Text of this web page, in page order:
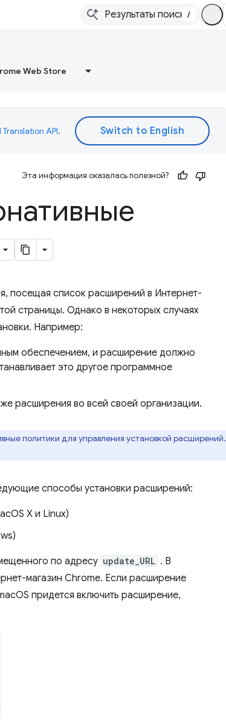
/
Web Store
API.
Эта информация оказалась полезной?
посещая список расширений в Интернет-
страницы. Однако в некоторых случаях
Например:
обеспечением, и расширение должно
это другое программное
расширения во всей своей организации.
политики для управления установкой расширений.
способы установки расширений:
X и Linux)
по адресу update_URL . В
магазин Chrome. Если расширение
придется включить расширение,